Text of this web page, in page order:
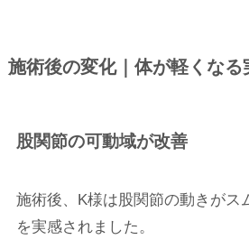
施術後の変化｜体が軽くなる
股関節の可動域が改善
施術後、K様は股関節の動きがス
を実感されました。